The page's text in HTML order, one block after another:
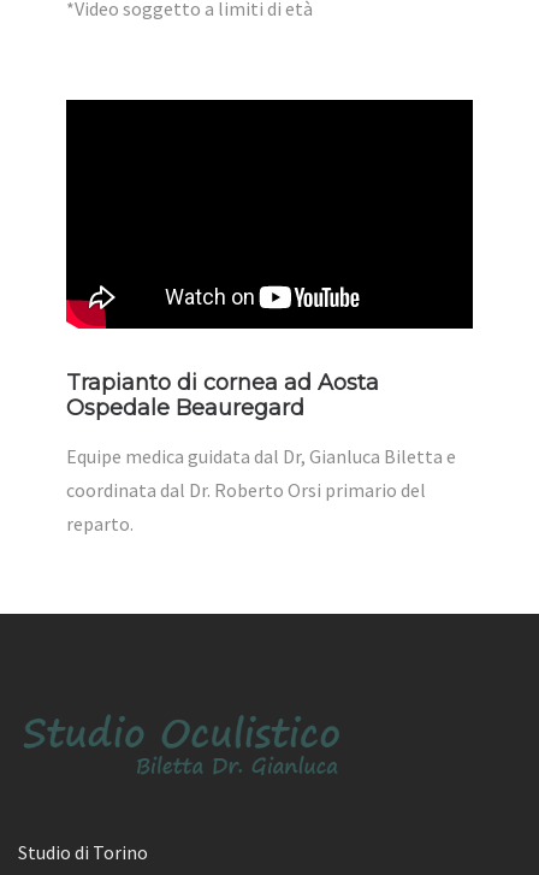
*Video soggetto a limiti di età
Trapianto di cornea ad Aosta
Ospedale Beauregard
Equipe medica guidata dal Dr, Gianluca Biletta e
coordinata dal Dr. Roberto Orsi primario del
reparto.
Studio di Torino